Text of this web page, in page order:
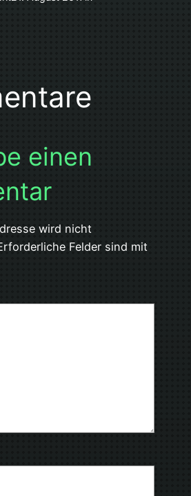
einen
wird nicht
Felder sind mit